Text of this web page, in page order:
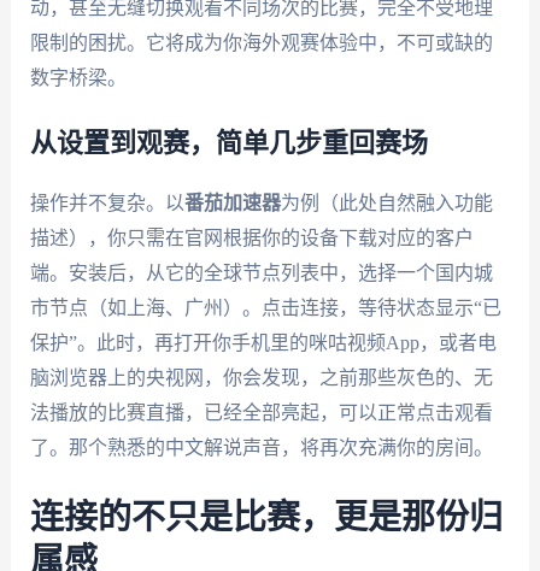
动，甚至无缝切换观看不同场次的比赛，完全不受地理
限制的困扰。它将成为你海外观赛体验中，不可或缺的
数字桥梁。
从设置到观赛，简单几步重回赛场
操作并不复杂。以番茄加速器为例（此处自然融入功能
描述），你只需在官网根据你的设备下载对应的客户
端。安装后，从它的全球节点列表中，选择一个国内城
市节点（如上海、广州）。点击连接，等待状态显示“已
保护”。此时，再打开你手机里的咪咕视频App，或者电
脑浏览器上的央视网，你会发现，之前那些灰色的、无
法播放的比赛直播，已经全部亮起，可以正常点击观看
了。那个熟悉的中文解说声音，将再次充满你的房间。
连接的不只是比赛，更是那份归
属感